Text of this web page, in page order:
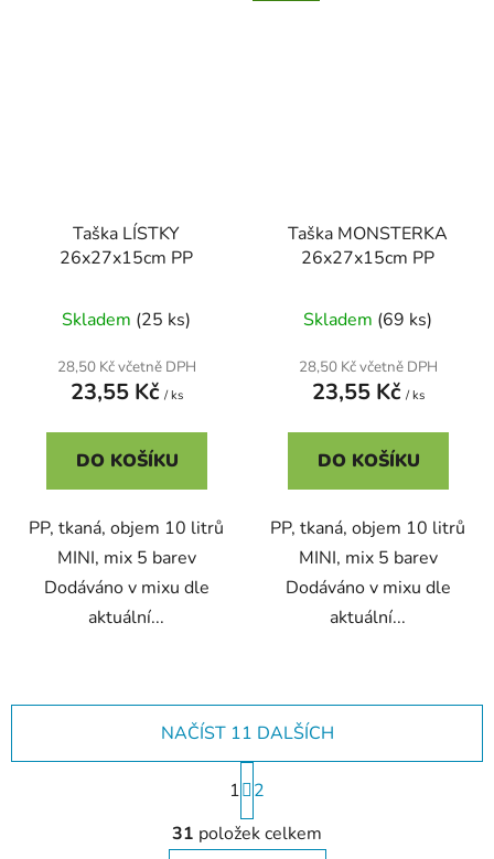
Taška LÍSTKY
26x27x15cm PP
Skladem (25 ks)
28,50 Kč včetně DPH
23,55 Kč / ks
DO KOŠÍKU
PP, tkaná, objem 10 litrů
MINI, mix 5 barev
Dodáváno v mixu dle
aktuální...
Taška MONSTERKA
26x27x15cm PP
Skladem (69 ks)
28,50 Kč včetně DPH
23,55 Kč / ks
DO KOŠÍKU
PP, tkaná, objem 10 litrů
MINI, mix 5 barev
Dodáváno v mixu dle
aktuální...
O
v
NAČÍST 11 DALŠÍCH
S
t
r
á
1
2
31 položek celkem